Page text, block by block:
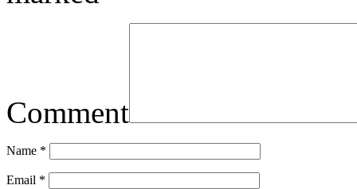
Comment
Name *
Email *